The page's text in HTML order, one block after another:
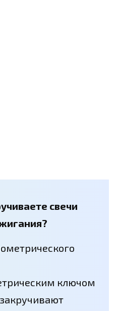
свечи
ключом